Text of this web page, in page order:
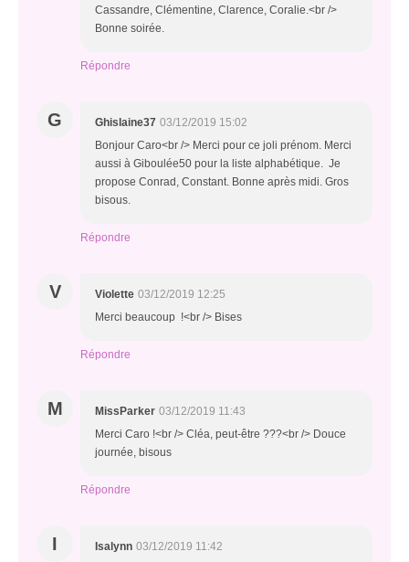
Cassandre, Clémentine, Clarence, Coralie.<br />
Bonne soirée.
Répondre
G Ghislaine37 03/12/2019 15:02
Bonjour Caro<br /> Merci pour ce joli prénom. Merci
aussi à Giboulée50 pour la liste alphabétique. Je
propose Conrad, Constant. Bonne après midi. Gros
bisous.
Répondre
V Violette 03/12/2019 12:25
Merci beaucoup !<br /> Bises
Répondre
M MissParker 03/12/2019 11:43
Merci Caro !<br /> Cléa, peut-être ???<br /> Douce
journée, bisous
Répondre
I Isalynn 03/12/2019 11:42